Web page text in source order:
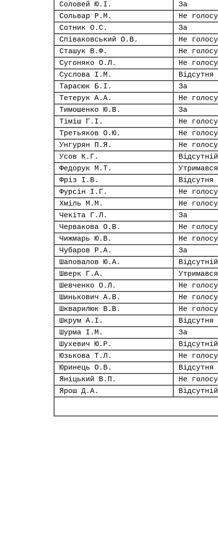
Соловей Ю.І.
За
Сольвар Р.М.
Не
Сотник О.С.
За
Співаковський О.В.
Не
Сташук В.Ф.
Не
Сугоняко О.Л.
Не
Суслова І.М.
Відсутня
Тарасюк Б.І.
За
Тетерук А.А.
Не
Тимошенко Ю.В.
За
Тіміш Г.І.
Не
Третьяков О.Ю.
Не
Унгурян П.Я.
Не
Усов К.Г.
Відсутній
Федорук М.Т.
Утримався
Фріз І.В.
Відсутня
Фурсін І.Г.
Не
Хміль М.М.
Не
Чекіта Г.Л.
За
Червакова О.В.
Не
Чижмарь Ю.В.
Не
Чубаров Р.А.
За
Шаповалов Ю.А.
Відсутній
Шверк Г.А.
Утримався
Шевченко О.Л.
Не
Шинькович А.В.
Не
Шкварилюк В.В.
Не
Шкрум А.І.
Відсутня
Шурма І.М.
За
Шухевич Ю.Р.
Відсутній
Юзькова Т.Л.
Не
Юринець О.В.
Відсутня
Яніцький В.П.
Не
Ярош Д.А.
Відсутній